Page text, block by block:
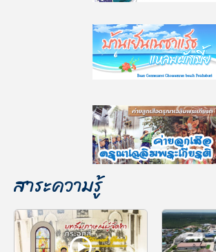
สาระความรู้